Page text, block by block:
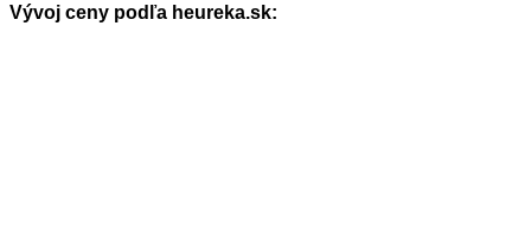
Vývoj ceny podľa heureka.sk: